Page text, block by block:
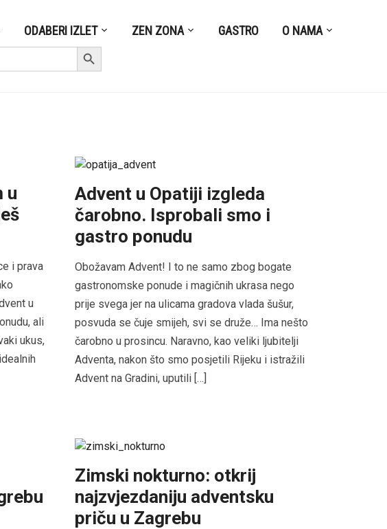
ODABERI IZLET ZEN ZONA GASTRO O NAMA
Search Button
u
i prava
u
ali
ukus,
Advent u Opatiji izgleda
čarobno. Isprobali smo i
gastro ponudu
Obožavam Advent! I to ne samo zbog bogate
gastronomske ponude i magičnih ukrasa nego
prije svega jer na ulicama gradova vlada šušur,
posvuda se čuje smijeh, svi se druže… Ima nešto
čarobno u prosincu. Naravno, kao veliki ljubitelji
Adventa, nakon što smo posjetili Rijeku i istražili
Advent na Gradini, uputili […]
Zimski nokturno: otkrij
najzvjezdaniju adventsku
priču u Zagrebu